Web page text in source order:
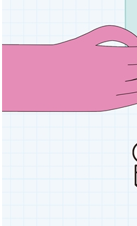
폭로합니다, 알고리즘의 위험
알고리즘이 코로나19를 만나
빅데이터는 왜
알고리즘이 편견을 벗어나려
: 닫힌 알고리즘을 열고 미래
평범한 인간의 특별한 알고리
한 걸음씩 미래를 향해 나아
귀를 기울이면 알고리즘이 바